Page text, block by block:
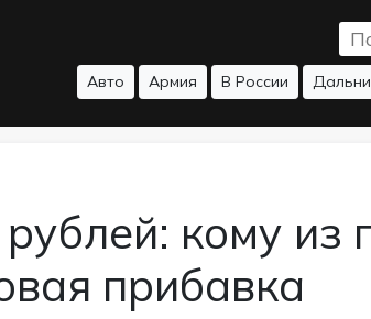
Авто Армия В России
кому из
прибавка